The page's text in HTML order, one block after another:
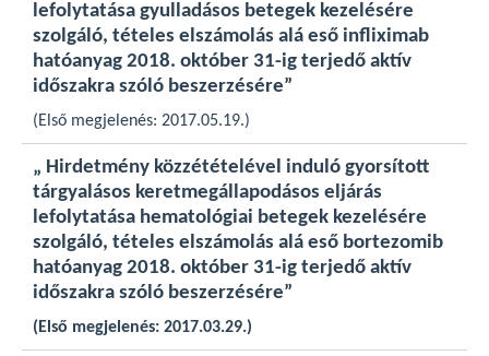
lefolytatása gyulladásos betegek kezelésére
szolgáló, tételes elszámolás alá eső infliximab
hatóanyag 2018. október 31-ig terjedő aktív
időszakra szóló beszerzésére”
(Első megjelenés: 2017.05.19.)
„ Hirdetmény közzétételével induló gyorsított
tárgyalásos keretmegállapodásos eljárás
lefolytatása hematológiai betegek kezelésére
szolgáló, tételes elszámolás alá eső bortezomib
hatóanyag 2018. október 31-ig terjedő aktív
időszakra szóló beszerzésére”
(Első megjelenés: 2017.03.29.)